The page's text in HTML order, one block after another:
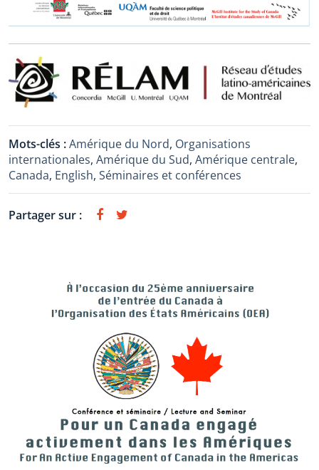
Mots-clés :Amérique du Nord, Organisations
internationales, Amérique du Sud, Amérique centrale,
Canada, English, Séminaires et conférences
Partager sur :